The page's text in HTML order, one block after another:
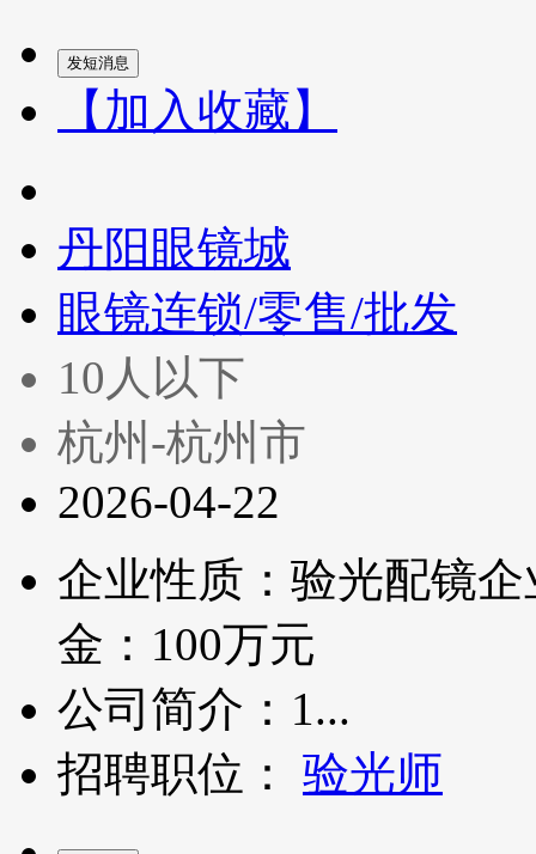
【加入收藏】
丹阳眼镜城
眼镜连锁/零售/批发
10人以下
杭州-杭州市
2026-04-22
企业性质：验光配镜企
金：100万元
公司简介：1...
招聘职位： 验光师